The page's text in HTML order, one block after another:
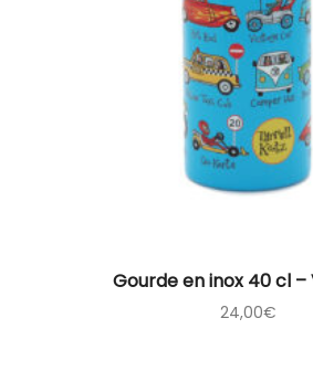
Gourde en inox 40 cl –
24,00€